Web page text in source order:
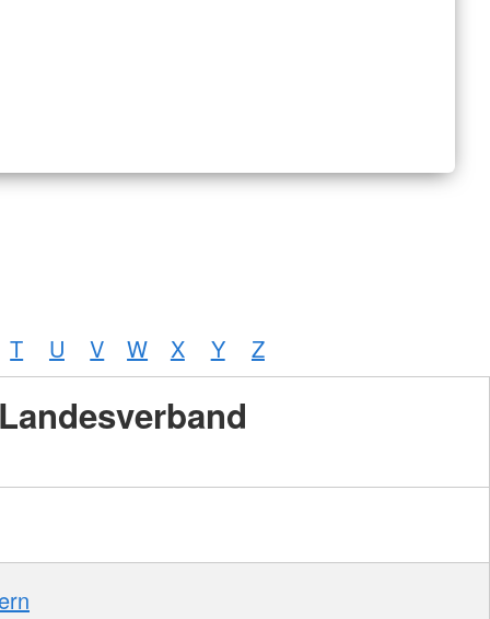
T U V W X Y Z
Landesverband